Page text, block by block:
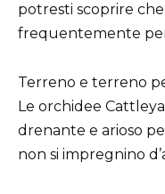
potresti scoprire
frequentemente
Terreno e terreno
Le orchidee
drenante e arioso
non si impregnino